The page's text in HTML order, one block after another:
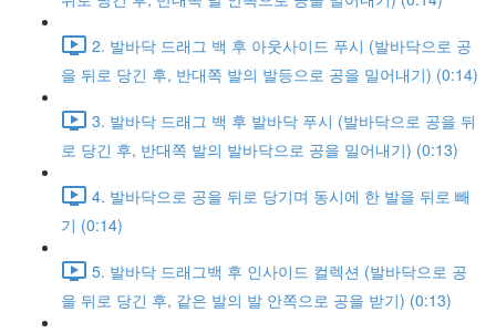
2. 발바닥 드래그 백 후 아웃사이드 푸시 (발바닥으로 공
을 뒤로 당긴 후, 반대쪽 발의 발등으로 공을 밀어내기) (0:14)
3. 발바닥 드래그 백 후 발바닥 푸시 (발바닥으로 공을 뒤
로 당긴 후, 반대쪽 발의 발바닥으로 공을 밀어내기) (0:13)
4. 발바닥으로 공을 뒤로 당기며 동시에 한 발을 뒤로 빼
기 (0:14)
5. 발바닥 드래그백 후 인사이드 컬렉션 (발바닥으로 공
을 뒤로 당긴 후, 같은 발의 발 안쪽으로 공을 받기) (0:13)